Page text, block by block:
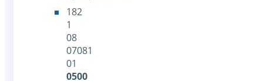
182
1
08
07081
01
0500